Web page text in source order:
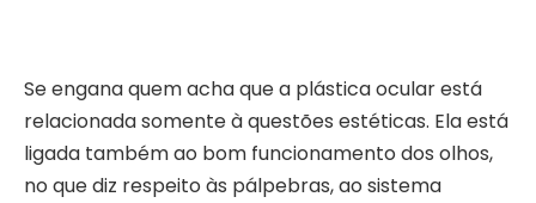
Se engana quem acha que a plástica ocular está
relacionada somente à questões estéticas. Ela está
ligada também ao bom funcionamento dos olhos,
no que diz respeito às pálpebras, ao sistema